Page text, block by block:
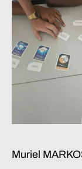
Muriel